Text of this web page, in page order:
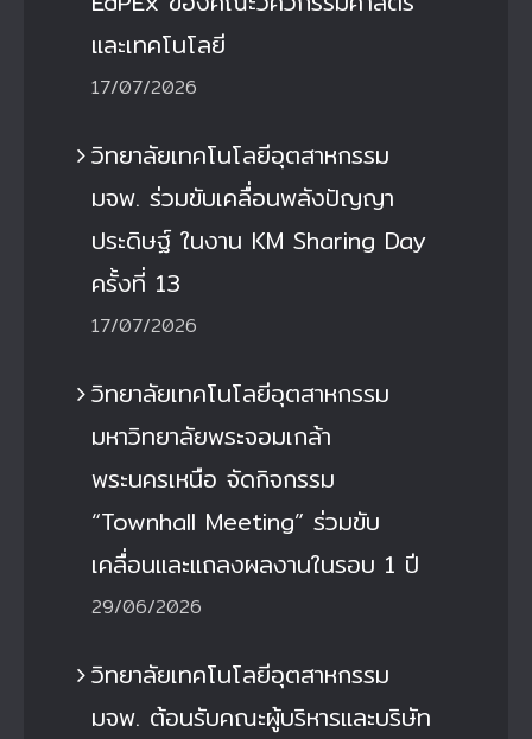
และเทคโนโลยี
17/07/2026
วิทยาลัยเทคโนโลยีอุตสาหกรรม
มจพ. ร่วมขับเคลื่อนพลังปัญญา
ประดิษฐ์ ในงาน KM Sharing Day
ครั้งที่ 13
17/07/2026
วิทยาลัยเทคโนโลยีอุตสาหกรรม
มหาวิทยาลัยพระจอมเกล้า
พระนครเหนือ จัดกิจกรรม
“Townhall Meeting” ร่วมขับ
เคลื่อนและแถลงผลงานในรอบ 1 ปี
29/06/2026
วิทยาลัยเทคโนโลยีอุตสาหกรรม
มจพ. ต้อนรับคณะผู้บริหารและบริษัท